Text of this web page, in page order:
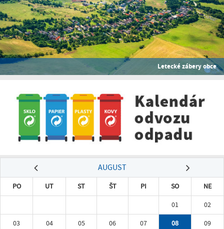
Letecké zábery obce
AUGUST
PO UT ST ŠT PI SO
NE
01
02
03
04 05 06 07 08
09